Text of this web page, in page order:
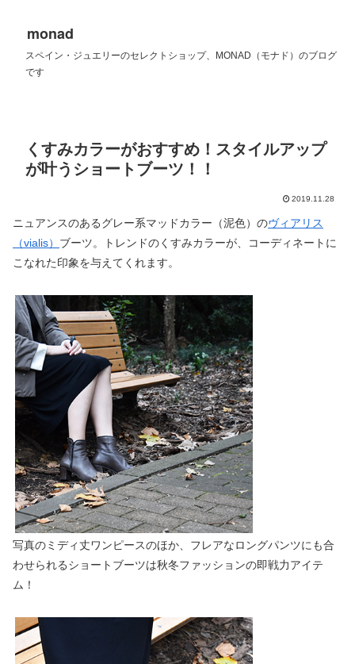
monad
スペイン・ジュエリーのセレクトショップ、MONAD（モナド）のブログ
です
くすみカラーがおすすめ！スタイルアップ
が叶うショートブーツ！！
2019.11.28
ニュアンスのあるグレー系マッドカラー（泥色）のヴィアリス
（vialis） ブーツ。トレンドのくすみカラーが、コーディネートに
こなれた印象を与えてくれます。
写真のミディ丈ワンピースのほか、フレアなロングパンツにも合
わせられるショートブーツは秋冬ファッションの即戦力アイテ
ム！